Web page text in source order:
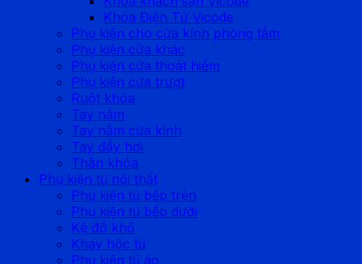
Khóa Điện Tử Vicode
Phụ kiện cho cửa kính phòng tắm
Phụ kiện cửa khác
Phụ kiện cửa thoát hiểm
Phụ kiện cửa trượt
Ruột khóa
Tay nắm
Tay nắm cửa kính
Tay đẩy hơi
Thân khóa
Phụ kiện tủ nội thất
Phụ kiện tủ bếp trên
Phụ kiện tủ bếp dưới
Kệ đồ khô
Khay hộc tủ
Phụ kiện tủ áo